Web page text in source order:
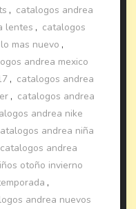
, catalogos andrea
lentes , catalogos
mas nuevo ,
andrea mexico
, catalogos andrea
, catalogos andrea
andrea nike
andrea niña
catalogos andrea
otoño invierno
,
andrea nuevos